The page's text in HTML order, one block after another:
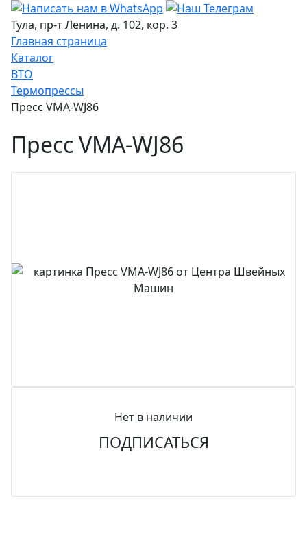
Тула, пр-т Ленина, д. 102, кор. 3
Главная страница
Каталог
ВТО
Термопрессы
Пресс VMA-WJ86
Пресс VMA-WJ86
Нет в наличии
ПОДПИСАТЬСЯ